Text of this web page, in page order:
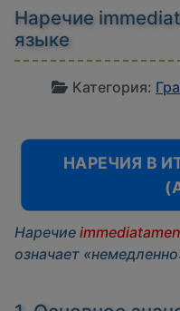
Наречие
языке
Категория:
НАРЕЧИЯ В
Наречие
означает